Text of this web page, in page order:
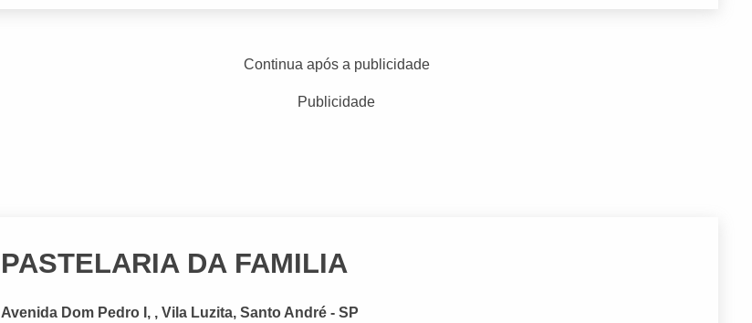
Continua após a publicidade
Publicidade
PASTELARIA DA FAMILIA
Avenida Dom Pedro I, , Vila Luzita, Santo André - SP